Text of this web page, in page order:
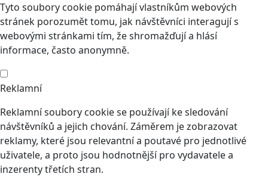
Tyto soubory cookie pomáhají vlastníkům webových
stránek porozumět tomu, jak návštěvníci interagují s
webovými stránkami tím, že shromažďují a hlásí
informace, často anonymně.
Reklamní
Reklamní soubory cookie se používají ke sledování
návštěvníků a jejich chování. Záměrem je zobrazovat
reklamy, které jsou relevantní a poutavé pro jednotlivé
uživatele, a proto jsou hodnotnější pro vydavatele a
inzerenty třetích stran.